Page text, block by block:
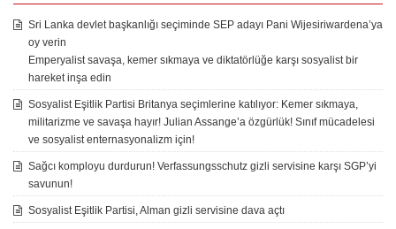
Sri Lanka devlet başkanlığı seçiminde SEP adayı Pani Wijesiriwardena’ya
oy verin
Emperyalist savaşa, kemer sıkmaya ve diktatörlüğe karşı sosyalist bir
hareket inşa edin
Sosyalist Eşitlik Partisi Britanya seçimlerine katılıyor: Kemer sıkmaya,
militarizme ve savaşa hayır! Julian Assange’a özgürlük! Sınıf mücadelesi
ve sosyalist enternasyonalizm için!
Sağcı komployu durdurun! Verfassungsschutz gizli servisine karşı SGP’yi
savunun!
Sosyalist Eşitlik Partisi, Alman gizli servisine dava açtı